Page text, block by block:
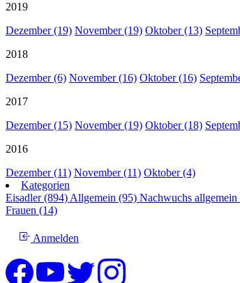
2019
Dezember (19) November (19) Oktober (13)
2018
Dezember (6) November (16) Oktober (16)
2017
Dezember (15) November (19) Oktober (18)
2016
Dezember (11) November (11) Oktober (4)
Kategorien
Eisadler (894) Allgemein (95) Nachwuchs allgemein
Frauen (14)
Anmelden